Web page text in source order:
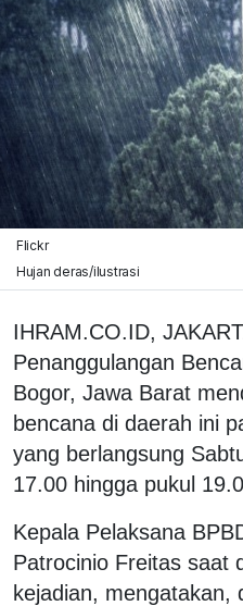
Flickr
Hujan deras/ilustrasi
IHRAM.CO.ID,
Penanggulangan
Bogor, Jawa Barat
bencana di daerah ini
yang berlangsung
17.00 hingga pukul
Kepala Pelaksana
Patrocinio Freitas saat
kejadian, mengatakan,